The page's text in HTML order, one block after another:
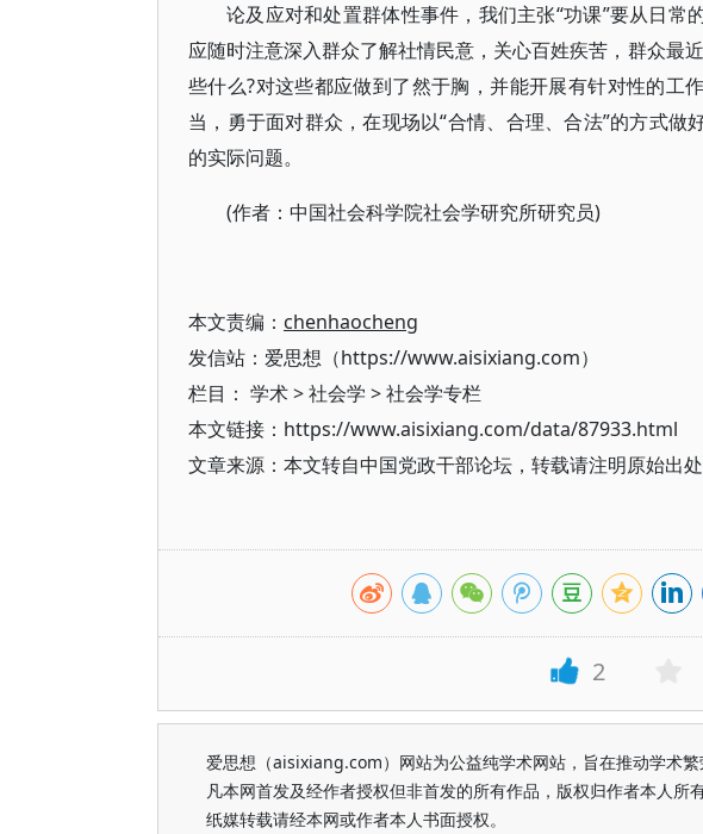
论及应对和处置群体性事件，我们主张“功课”要从日
应随时注意深入群众了解社情民意，关心百姓疾苦，群众最
些什么?对这些都应做到了然于胸，并能开展有针对性的工
当，勇于面对群众，在现场以“合情、合理、合法”的方式
的实际问题。
(作者：中国社会科学院社会学研究所研究员)
本文责编： chenhaocheng
发信站：爱思想（https://www.aisixiang.com）
栏目： 学术>社会学 >社会学专栏
本文链接：https://www.aisixiang.com/data/87933.html
文章来源：本文转自中国党政干部论坛，转载请注明原始出
2
爱思想（aisixiang.com）网站为公益纯学术网站，旨在推动学术繁
凡本网首发及经作者授权但非首发的所有作品，版权归作者本人所
纸媒转载请经本网或作者本人书面授权。